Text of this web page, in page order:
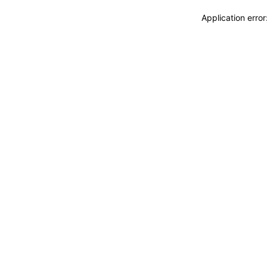
Application